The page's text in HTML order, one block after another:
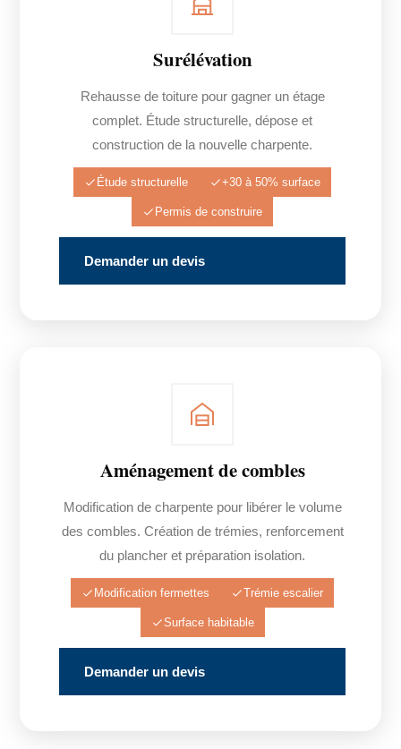
Surélévation
Rehausse de toiture pour gagner un étage
complet. Étude structurelle, dépose et
construction de la nouvelle charpente.
Étude structurelle +30 à 50% surface
Permis de construire
Demander un devis
Aménagement de combles
Modification de charpente pour libérer le volume
des combles. Création de trémies, renforcement
du plancher et préparation isolation.
Modification fermettes Trémie escalier
Surface habitable
Demander un devis